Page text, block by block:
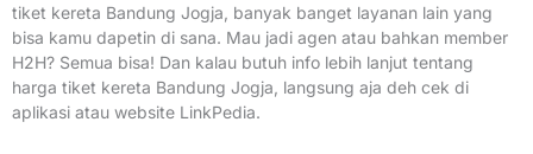
tiket kereta Bandung Jogja, banyak banget layanan lain yang
bisa kamu dapetin di sana. Mau jadi agen atau bahkan member
H2H? Semua bisa! Dan kalau butuh info lebih lanjut tentang
harga tiket kereta Bandung Jogja, langsung aja deh cek di
aplikasi atau website LinkPedia.